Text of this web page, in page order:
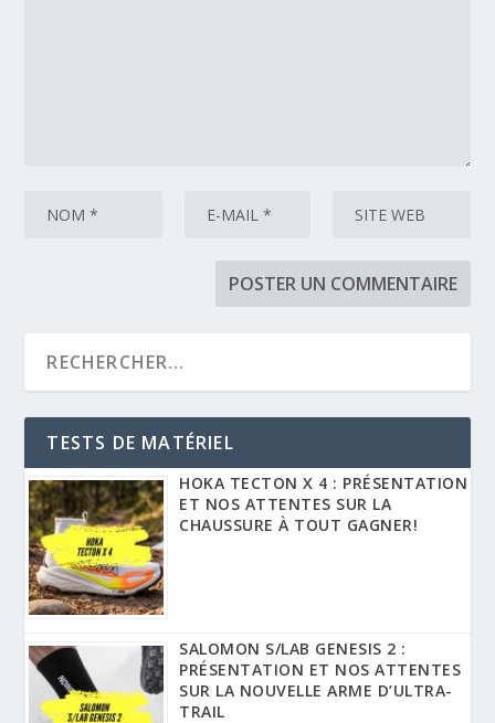
TESTS DE MATÉRIEL
HOKA TECTON X 4 : PRÉSENTATION
ET NOS ATTENTES SUR LA
CHAUSSURE À TOUT GAGNER!
SALOMON S/LAB GENESIS 2 :
PRÉSENTATION ET NOS ATTENTES
SUR LA NOUVELLE ARME D’ULTRA-
TRAIL